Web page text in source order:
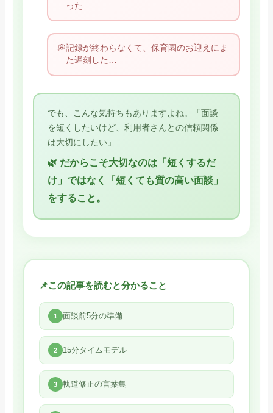
った
記録が終わらなくて、保育園のお迎えにま
た遅刻した…
でも、こんな気持ちもありますよね。「面談
を短くしたいけど、利用者さんとの信頼関係
は大切にしたい」
🌿 だからこそ大切なのは「短くするだ
け」ではなく「短くても質の高い面談」
をすること。
この記事を読むと分かること
1 面談前5分の準備
2 15分タイムモデル
3 軌道修正の言葉集